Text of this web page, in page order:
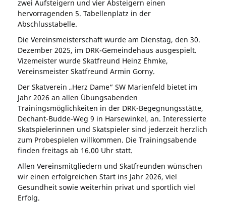
zwei Aufsteigern und vier Absteigern einen
hervorragenden 5. Tabellenplatz in der
Abschlusstabelle.
Die Vereinsmeisterschaft wurde am Dienstag, den 30.
Dezember 2025, im DRK-Gemeindehaus ausgespielt.
Vizemeister wurde Skatfreund Heinz Ehmke,
Vereinsmeister Skatfreund Armin Gorny.
Der Skatverein „Herz Dame“ SW Marienfeld bietet im
Jahr 2026 an allen Übungsabenden
Trainingsmöglichkeiten in der DRK-Begegnungsstätte,
Dechant-Budde-Weg 9 in Harsewinkel, an. Interessierte
Skatspielerinnen und Skatspieler sind jederzeit herzlich
zum Probespielen willkommen. Die Trainingsabende
finden freitags ab 16.00 Uhr statt.
Allen Vereinsmitgliedern und Skatfreunden wünschen
wir einen erfolgreichen Start ins Jahr 2026, viel
Gesundheit sowie weiterhin privat und sportlich viel
Erfolg.